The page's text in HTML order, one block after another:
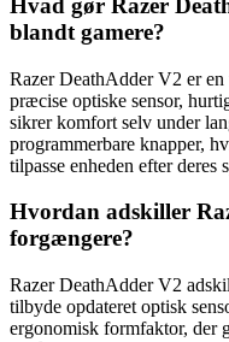
Hvad gør Razer
blandt gamere?
Razer DeathAdder V2 er
præcise optiske sensor,
sikrer komfort selv under
programmerbare knapper,
tilpasse enheden efter deres
Hvordan adskiller
forgængere?
Razer DeathAdder V2
tilbyde opdateret optisk
ergonomisk formfaktor, der